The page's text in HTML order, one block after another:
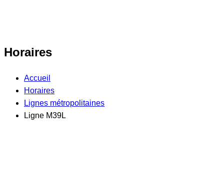
Horaires
Accueil
Horaires
Lignes métropolitaines
Ligne M39L